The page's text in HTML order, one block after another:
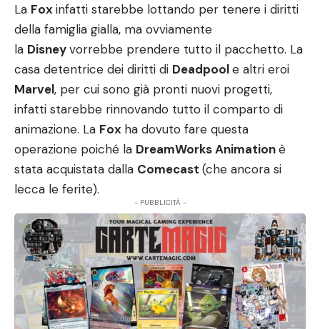
La Foxinfatti starebbe lottando per tenere i diritti
della famiglia gialla, ma ovviamente
la Disneyvorrebbe prendere tutto il pacchetto. La
casa detentrice dei diritti di Deadpoole altri eroi
Marvel, per cui sono già pronti nuovi progetti,
infatti starebbe rinnovando tutto il comparto di
animazione. La Fox ha dovuto fare questa
operazione poiché la DreamWorks Animationè
stata acquistata dalla Comecast (che ancora si
lecca le ferite).
- PUBBLICITÀ -